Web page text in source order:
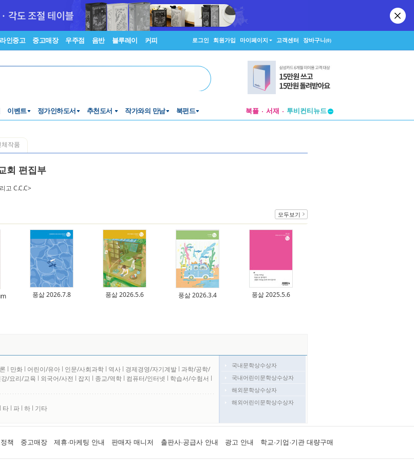
인중고 중고매장 우주점 음반 블루레이 커피 로그인 회원가입 마이페이지 고객센터 장바구니(0)
이벤트 정가인하도서 추천도서 작가와의 만남 북펀드 북플 서재
투비컨티뉴드
창작플랫폼
체작품
회 편집부
고 C.C.C>
모두보기
풍삶 2026.7.8 풍삶 2026.5.6 풍삶 2026.3.4 풍삶 2025.5.6
l 만화 l 어린이/유아 l 인문/사회과학 l 역사 l 경제경영/자기계발 l 과학/공학/
/요리/교육 l 외국어/사전 l 잡지 l 종교/역학 l 컴퓨터/인터넷 l 학습서/수험서 l
l 타 l 파 l 하 l 기타
국내문학상수상자
국내어린이문학상수상자
해외문학상수상자
해외어린이문학상수상자
책 중고매장 제휴·마케팅 안내 판매자 매니저 출판사·공급사 안내 광고 안내 학교·기업·기관 대량구매